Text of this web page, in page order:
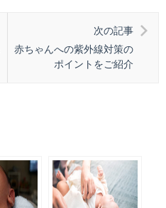
次の記事
赤ちゃんへの紫外線対策の
ポイントをご紹介